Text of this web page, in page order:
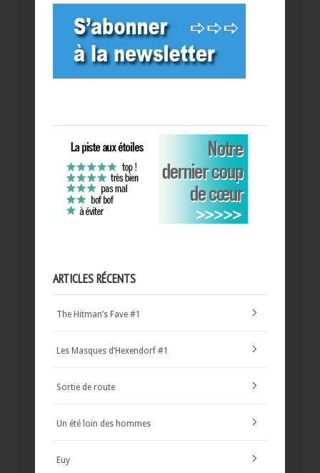
ARTICLES RÉCENTS
The Hitman’s Fave #1
Les Masques d’Hexendorf #1
Sortie de route
Un été loin des hommes
Euy